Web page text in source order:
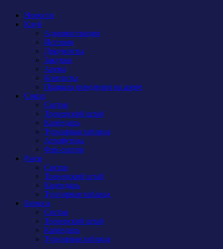
Новости
Клуб
Администрация
История
Документы
Закупки
Арена
Контакты
Правила поведения на арене
Сокол
Состав
Тренерский штаб
Календарь
Турнирная таблица
Атрибутика
Фан-сектор
Рыси
Состав
Тренерский штаб
Календарь
Турнирная таблица
Бирюса
Состав
Тренерский штаб
Календарь
Турнирная таблица